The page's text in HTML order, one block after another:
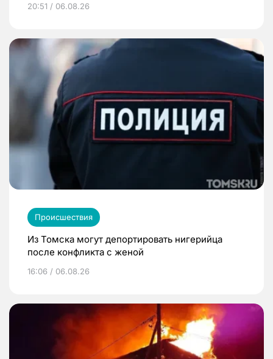
20:51 / 06.08.26
Происшествия
Из Томска могут депортировать нигерийца
после конфликта с женой
16:06 / 06.08.26